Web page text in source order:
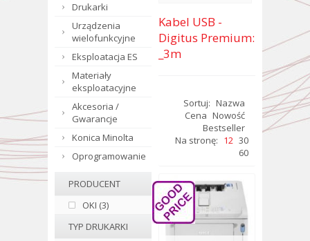
Drukarki
Urządzenia
wielofunkcyjne
Eksploatacja ES
Materiały
eksploatacyjne
Akcesoria /
Gwarancje
Konica Minolta
Oprogramowanie
PRODUCENT
OKI (3)
TYP DRUKARKI
Kabel USB -
Digitus Premium:
_3m
Sortuj: Nazwa
Cena Nowość
Bestseller
Na stronę: 12 30
60